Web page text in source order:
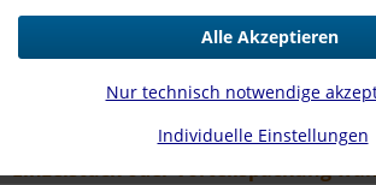
0,27 € *
*inkl. MwSt.zzgl. Versandkosten
1-4 Werktage Lieferzeit
#Art. 9091 A2 | Ø x L in mm:
Einzelstück oder Vorteilspackung
Individuelle Einstellungen
Nur technisch notwendige
Alle Akzeptieren